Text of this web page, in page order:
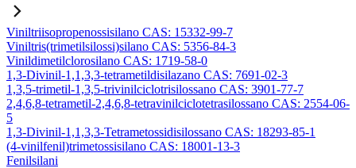
Viniltriisopropenossisilano CAS: 15332-99-7
Viniltris(trimetilsilossi)silano CAS: 5356-84-3
Vinildimetilclorosilano CAS: 1719-58-0
1,3-Divinil-1,1,3,3-tetrametildisilazano CAS: 7691-02-3
1,3,5-trimetil-1,3,5-trivinilciclotrisilossano CAS: 3901-77-7
2,4,6,8-tetrametil-2,4,6,8-tetravinilciclotetrasilossano CAS: 2554-06-
5
1,3-Divinil-1,1,3,3-Tetrametossidisilossano CAS: 18293-85-1
(4-vinilfenil)trimetossisilano CAS: 18001-13-3
Fenilsilani